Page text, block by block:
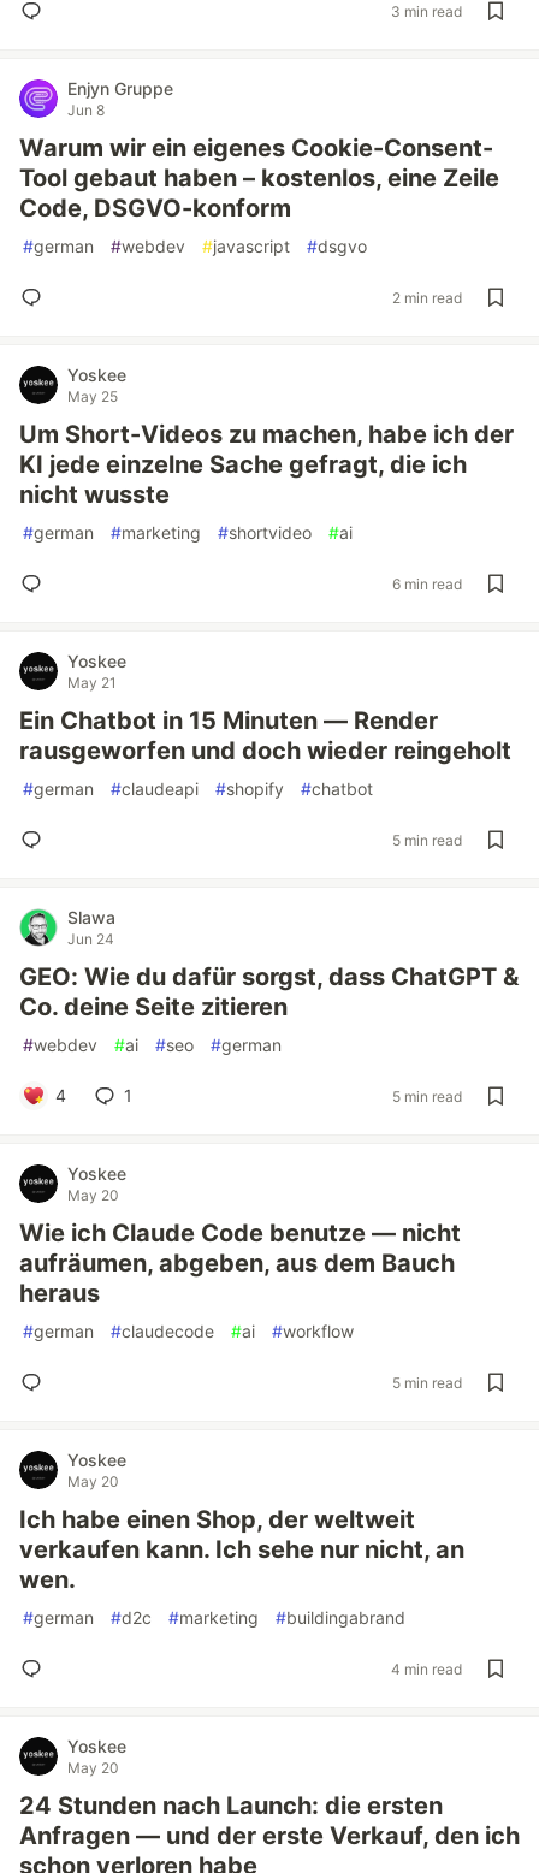
3 min read
Enjyn Gruppe
Jun 8
Warum wir ein eigenes Cookie-Consent-
Tool gebaut haben – kostenlos, eine Zeile
Code, DSGVO-konform
#german #webdev #javascript #dsgvo
2 min read
Yoskee
May 25
Um Short-Videos zu machen, habe ich der
KI jede einzelne Sache gefragt, die ich
nicht wusste
#german #marketing #shortvideo #ai
6 min read
Yoskee
May 21
Ein Chatbot in 15 Minuten — Render
rausgeworfen und doch wieder reingeholt
#german #claudeapi #shopify #chatbot
5 min read
Slawa
Jun 24
GEO: Wie du dafür sorgst, dass ChatGPT &
Co. deine Seite zitieren
#webdev #ai #seo #german
4 1 5 min read
Yoskee
May 20
Wie ich Claude Code benutze — nicht
aufräumen, abgeben, aus dem Bauch
heraus
#german #claudecode #ai #workflow
5 min read
Yoskee
May 20
Ich habe einen Shop, der weltweit
verkaufen kann. Ich sehe nur nicht, an
wen.
#german #d2c #marketing #buildingabrand
4 min read
Yoskee
May 20
24 Stunden nach Launch: die ersten
Anfragen — und der erste Verkauf, den ich
schon verloren habe